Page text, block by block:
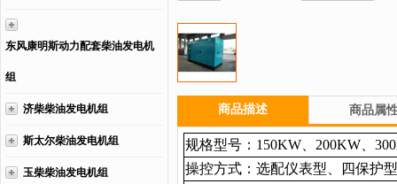
东风康明斯动力配套柴油发电机
组
济柴柴油发电机组
斯太尔柴油发电机组
玉柴柴油发电机组
商品描述 商品属
规格型号：150KW、200KW、
操控方式：选配仪表型、四保护